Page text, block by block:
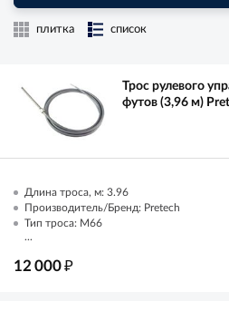
плитка список
Трос рулевого
футов (3,96 м)
Длина троса, м: 3.96
Производитель/Бренд: Pretech
Тип троса: M66
...
12 000₽